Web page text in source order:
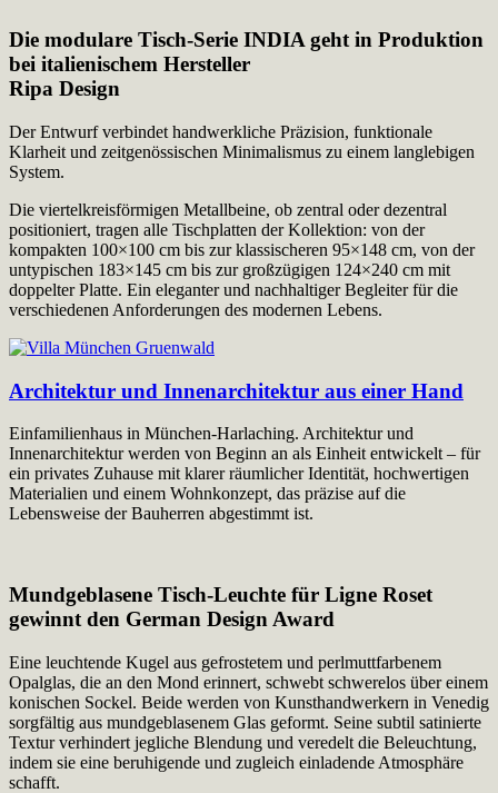
Die modulare Tisch-Serie INDIA geht in Produktion
bei italienischem Hersteller
Ripa Design
Der Entwurf verbindet handwerkliche Präzision, funktionale
Klarheit und zeitgenössischen Minimalismus zu einem langlebigen
System.
Die viertelkreisförmigen Metallbeine, ob zentral oder dezentral
positioniert, tragen alle Tischplatten der Kollektion: von der
kompakten 100×100 cm bis zur klassischeren 95×148 cm, von der
untypischen 183×145 cm bis zur großzügigen 124×240 cm mit
doppelter Platte. Ein eleganter und nachhaltiger Begleiter für die
verschiedenen Anforderungen des modernen Lebens.
Architektur und Innenarchitektur aus einer Hand
Einfamilienhaus in München-Harlaching. Architektur und
Innenarchitektur werden von Beginn an als Einheit entwickelt – für
ein privates Zuhause mit klarer räumlicher Identität, hochwertigen
Materialien und einem Wohnkonzept, das präzise auf die
Lebensweise der Bauherren abgestimmt ist.
Mundgeblasene Tisch-Leuchte für Ligne Roset
gewinnt den German Design Award
Eine leuchtende Kugel aus gefrostetem und perlmuttfarbenem
Opalglas, die an den Mond erinnert, schwebt schwerelos über einem
konischen Sockel. Beide werden von Kunsthandwerkern in Venedig
sorgfältig aus mundgeblasenem Glas geformt. Seine subtil satinierte
Textur verhindert jegliche Blendung und veredelt die Beleuchtung,
indem sie eine beruhigende und zugleich einladende Atmosphäre
schafft.